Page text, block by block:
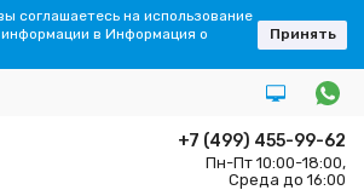
+7 (499) 455-99-62
Пн-Пт 10:00-18:00,
Среда до 16:00
соглашаетесь на использование
в Информация о
Принять